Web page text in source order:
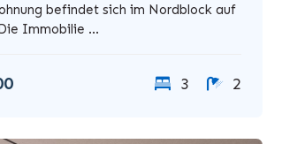
befindet sich im Nordblock auf
Immobilie ...
3 2